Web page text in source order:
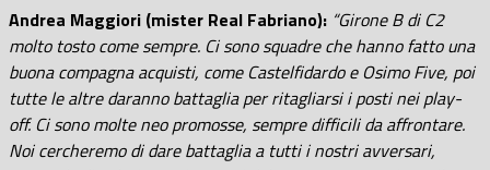
Andrea Maggiori (mister Real Fabriano): “Girone B di C2
molto tosto come sempre. Ci sono squadre che hanno fatto una
buona compagna acquisti, come Castelfidardo e Osimo Five, poi
tutte le altre daranno battaglia per ritagliarsi i posti nei play-
off. Ci sono molte neo promosse, sempre difficili da affrontare.
Noi cercheremo di dare battaglia a tutti i nostri avversari,